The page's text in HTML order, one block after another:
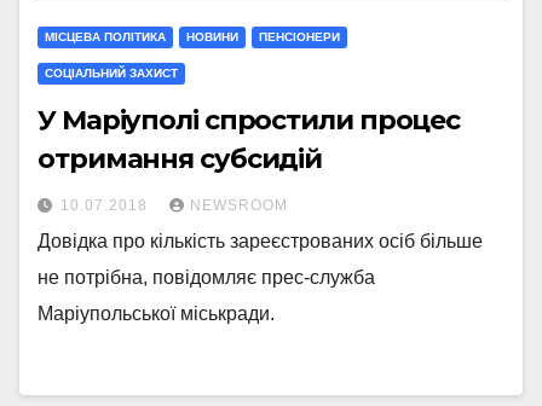
МIСЦЕВА ПОЛIТИКА НОВИНИ ПЕНСІОНЕРИ
СОЦІАЛЬНИЙ ЗАХИСТ
У Маріуполі спростили процес
отримання субсидій
10.07.2018 NEWSROOM
Довідка про кількість зареєстрованих осіб більше
не потрібна, повідомляє прес-служба
Маріупольської міськради.